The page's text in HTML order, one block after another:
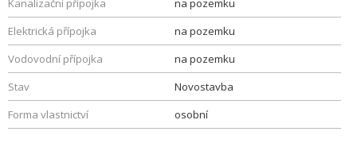
Kanalizační přípojka
na pozemku
Elektrická přípojka
na pozemku
Vodovodní přípojka
na pozemku
Stav
Novostavba
Forma vlastnictví
osobní